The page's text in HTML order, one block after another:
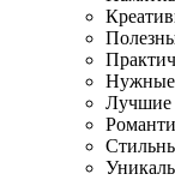
Нужные
Лучшие